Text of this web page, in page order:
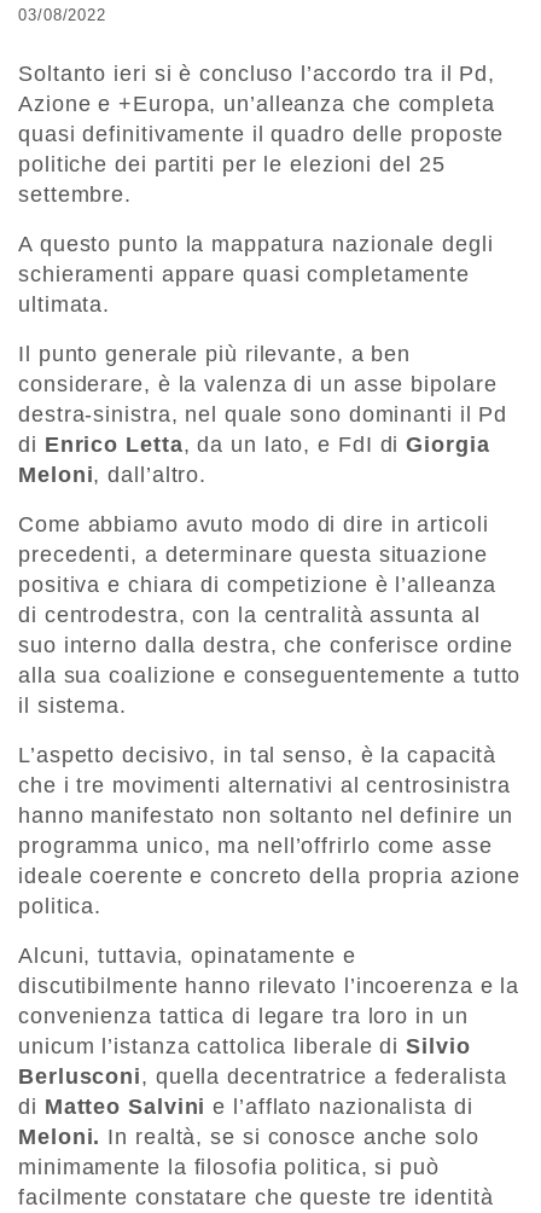
03/08/2022
Soltanto ieri si è concluso l’accordo tra il Pd,
Azione e +Europa, un’alleanza che completa
quasi definitivamente il quadro delle proposte
politiche dei partiti per le elezioni del 25
settembre.
A questo punto la mappatura nazionale degli
schieramenti appare quasi completamente
ultimata.
Il punto generale più rilevante, a ben
considerare, è la valenza di un asse bipolare
destra-sinistra, nel quale sono dominanti il Pd
di Enrico Letta, da un lato, e FdI diGiorgia
Meloni, dall’altro.
Come abbiamo avuto modo di dire in articoli
precedenti, a determinare questa situazione
positiva e chiara di competizione è l’alleanza
di centrodestra, con la centralità assunta al
suo interno dalla destra, che conferisce ordine
alla sua coalizione e conseguentemente a tutto
il sistema.
L’aspetto decisivo, in tal senso, è la capacità
che i tre movimenti alternativi al centrosinistra
hanno manifestato non soltanto nel definire un
programma unico, ma nell’offrirlo come asse
ideale coerente e concreto della propria azione
politica.
Alcuni, tuttavia, opinatamente e
discutibilmente hanno rilevato l’incoerenza e la
convenienza tattica di legare tra loro in un
unicum l’istanza cattolica liberale diSilvio
Berlusconi, quella decentratrice a federalista
di Matteo Salvini e l’afflato nazionalista di
Meloni. In realtà, se si conosce anche solo
minimamente la filosofia politica, si può
facilmente constatare che queste tre identità